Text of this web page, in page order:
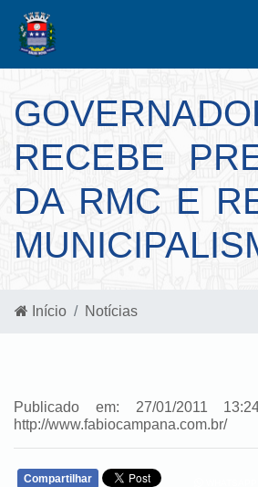
RECEBE
DA RMC E
Início Notícias
Publicado em: 27/01/2011
http://www.fabiocampana.com.br/
Compartilhar